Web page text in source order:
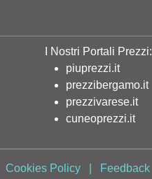
I Nostri Portali Prezzi:
piuprezzi.it
prezzibergamo.it
prezzivarese.it
cuneoprezzi.it
Cookies Policy| Feedback